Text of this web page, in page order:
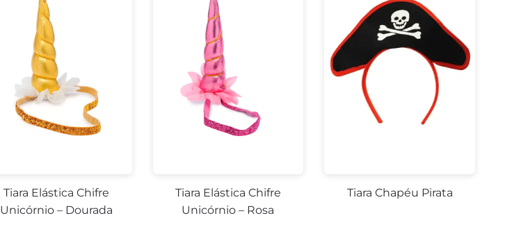
Tiara Elástica Chifre
Unicórnio – Dourada
Tiara Elástica Chifre
Unicórnio – Rosa
Tiara Chapéu Pirata